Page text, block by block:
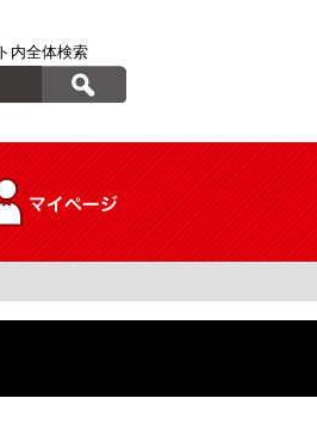
内全体検索